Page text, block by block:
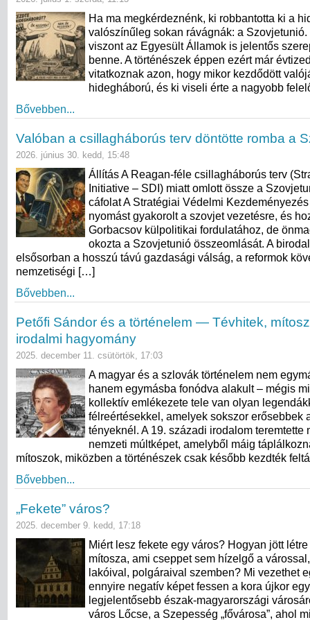
Ha ma megkérdeznénk, ki robbantotta ki a
valószínűleg sokan rávágnák: a Szovjetunió.
viszont az Egyesült Államok is jelentős
benne. A történészek éppen ezért már
vitatkoznak azon, hogy mikor kezdődött
hidegháború, és ki viseli érte a nagyobb
Bővebben...
Valóban a csillagháborús terv döntötte romba a
2026. június 30. kedd, 15:48
Állítás A Reagan-féle csillagháborús terv
Initiative – SDI) miatt omlott össze a
cáfolat A Stratégiai Védelmi
nyomást gyakorolt a szovjet vezetésre, és
Gorbacsov külpolitikai fordulatához, de
okozta a Szovjetunió összeomlását. A
elsősorban a hosszú távú gazdasági válság, a reformok
nemzetiségi […]
Bővebben...
Petőfi Sándor és a történelem — Tévhitek,
irodalmi hagyomány
2025. december 11. csütörtök, 17:03
A magyar és a szlovák történelem nem
hanem egymásba fonódva alakult – mégis
kollektív emlékezete tele van olyan
félreértésekkel, amelyek sokszor erősebbek
tényeknél. A 19. századi irodalom teremtette
nemzeti múltképet, amelyből máig
mítoszok, miközben a történészek csak később kezdték
Bővebben...
„Fekete” város?
2025. december 9. kedd, 17:18
Miért lesz fekete egy város? Hogyan jött létre
mítosza, ami cseppet sem hízelgő a
lakóival, polgáraival szemben? Mi vezethet
ennyire negatív képet fessen a kora újkor
legjelentősebb észak-magyarországi
város Lőcse, a Szepesség „fővárosa”, ahol